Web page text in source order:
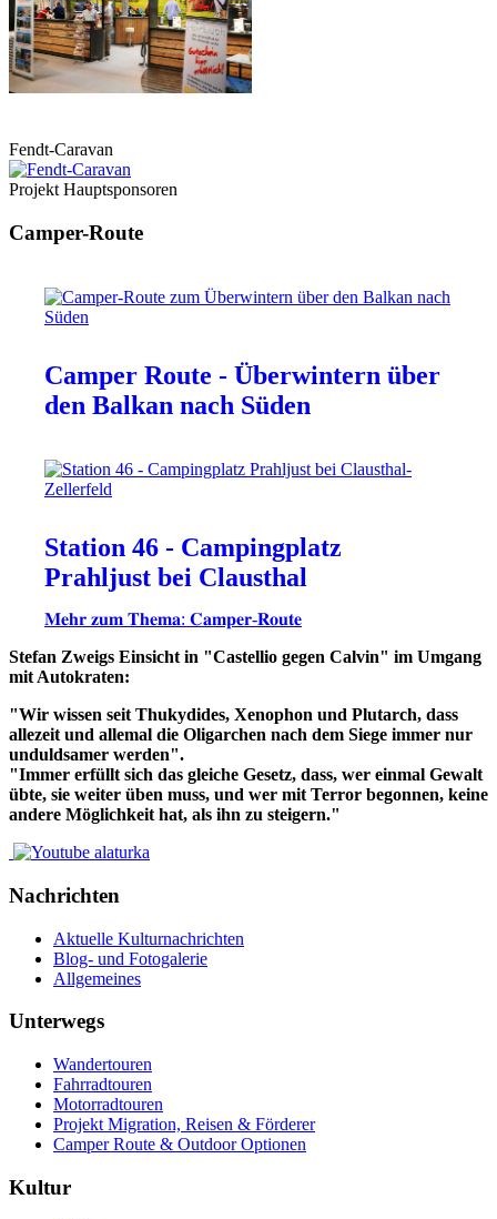
Fendt-Caravan
Projekt Hauptsponsoren
Camper-Route
Camper Route - Überwintern über
den Balkan nach Süden
Station 46 - Campingplatz
Prahljust bei Clausthal
𝐌𝐞𝐡𝐫 𝐳𝐮𝐦 𝐓𝐡𝐞𝐦𝐚: 𝐂𝐚𝐦𝐩𝐞𝐫-𝐑𝐨𝐮𝐭𝐞
Stefan Zweigs Einsicht in "Castellio gegen Calvin" im Umgang
mit Autokraten:
"Wir wissen seit Thukydides, Xenophon und Plutarch, dass
allezeit und allemal die Oligarchen nach dem Siege immer nur
unduldsamer werden".
"Immer erfüllt sich das gleiche Gesetz, dass, wer einmal Gewalt
übte, sie weiter üben muss, und wer mit Terror begonnen, keine
andere Möglichkeit hat, als ihn zu steigern."
Nachrichten
Aktuelle Kulturnachrichten
Blog- und Fotogalerie
Allgemeines
Unterwegs
Wandertouren
Fahrradtouren
Motorradtouren
Projekt Migration, Reisen & Förderer
Camper Route & Outdoor Optionen
Kultur